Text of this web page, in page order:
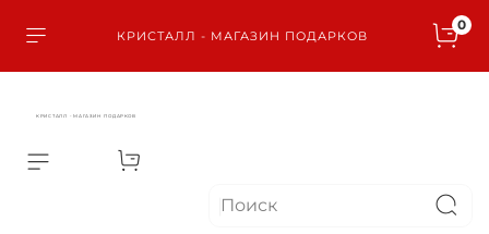
КРИСТАЛЛ - МАГАЗИН ПОДАРКОВ
0
КРИСТАЛЛ - МАГАЗИН ПОДАРКОВ